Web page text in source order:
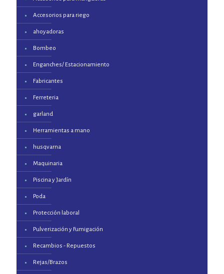
Accesorios para riego
ahoyadoras
Bombeo
Enganches/ Estacionamiento
Fabricantes
Ferreteria
garland
Herramientas a mano
husqvarna
Maquinaria
Piscina y Jardín
Poda
Protección laboral
Pulverización y Fumigación
Recambios - Repuestos
Rejas/Brazos